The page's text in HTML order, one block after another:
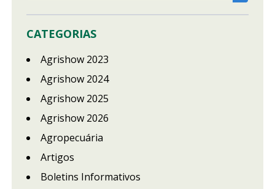
CATEGORIAS
Agrishow 2023
Agrishow 2024
Agrishow 2025
Agrishow 2026
Agropecuária
Artigos
Boletins Informativos